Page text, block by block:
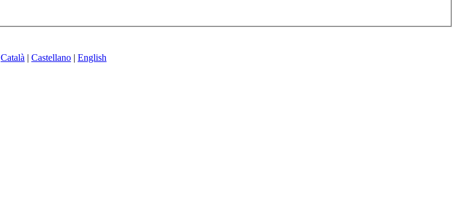
Català | Castellano | English